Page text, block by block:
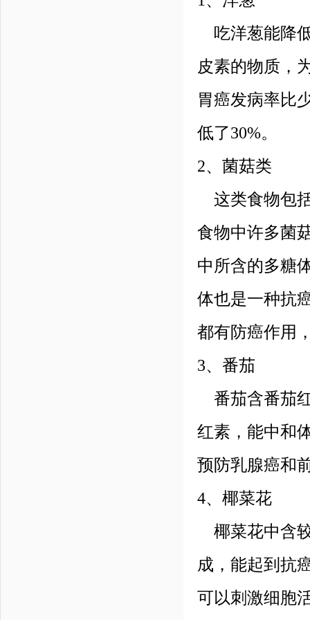
吃洋葱能降
皮素的物质，
胃癌发病率比
低了30%。
2、菌菇类
这类食物包
食物中许多菌
中所含的多糖
体也是一种抗
都有防癌作用
3、番茄
番茄含番茄
红素，能中和
预防乳腺癌和
4、椰菜花
椰菜花中含
成，能起到抗
可以刺激细胞